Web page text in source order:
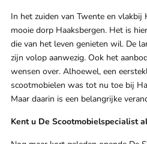
In het zuiden van Twente en vlakbij
mooie dorp Haaksbergen. Het is
die van het leven genieten wil. De
zijn volop aanwezig. Ook het
wensen over. Alhoewel, een
scootmobielen was tot nu toe bij
Maar daarin is een belangrijke
Kent u De Scootmobielspecialist